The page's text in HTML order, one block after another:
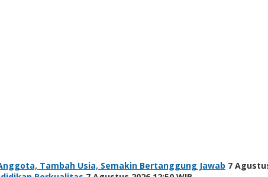
Tambah Usia, Semakin Bertanggung Jawab 7